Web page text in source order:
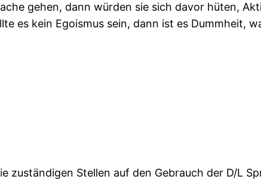
gehen, dann würden sie sich davor hüten,
es kein Egoismus sein, dann ist es Dummheit,
Stellen auf den Gebrauch der D/L